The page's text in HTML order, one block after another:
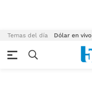
Temas del día Dólar en vivo